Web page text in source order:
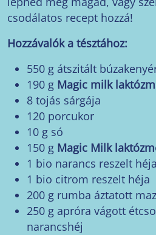
csodálatos recept hozzá!
Hozzávalók a tésztához:
550 g átszitált
190 g Magic milk
8 tojás sárgája
120 porcukor
10 g só
150 g Magic Milk
1 bio narancs reszelt héja
1 bio citrom reszelt héja
200 g rumba áztatott
250 g apróra vágott
narancshéj